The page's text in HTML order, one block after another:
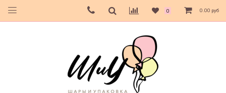
0 0.00 руб